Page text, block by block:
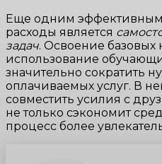
Еще одним
расходы является
задач. Освоение базовых
использование
значительно сократить
оплачиваемых услуг. В
совместить усилия с
не только сэкономит
процесс более